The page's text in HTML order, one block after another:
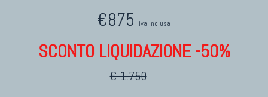
€875 iva inclusa
SCONTO LIQUIDAZIONE -50%
€ 1.750